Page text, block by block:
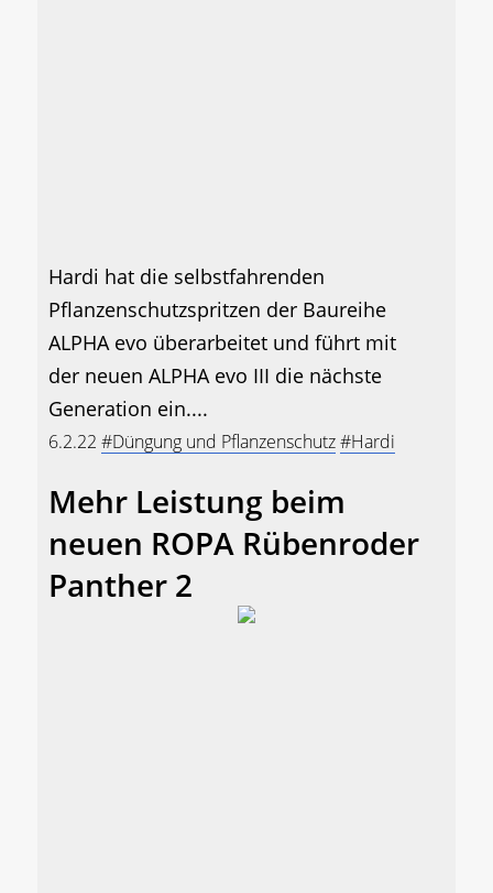
Hardi hat die selbstfahrenden
Pflanzenschutzspritzen der Baureihe
ALPHA evo überarbeitet und führt mit
der neuen ALPHA evo III die nächste
Generation ein....
6.2.22 #Düngung und Pflanzenschutz#Hardi
Mehr Leistung beim
neuen ROPA Rübenroder
Panther 2